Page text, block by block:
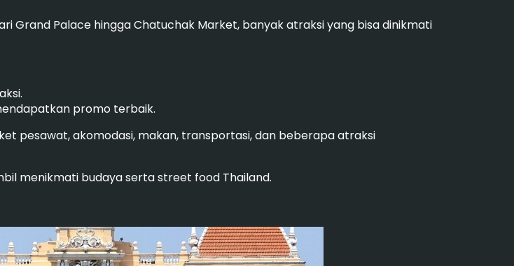
Grand Palace hingga Chatuchak Market, banyak atraksi yang bisa dinikmati
promo terbaik.
pesawat, akomodasi, makan, transportasi, dan beberapa atraksi
menikmati budaya serta street food Thailand.